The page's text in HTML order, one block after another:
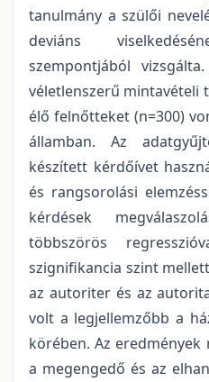
tanulmány a szülői
deviáns
szempontjából
véletlenszerű mintavételi
élő felnőtteket (n=300)
államban. Az
készített kérdőívet
és rangsorolási
kérdések
többszörös
szignifikancia szint
az autoriter és az
volt a legjellemzőbb a
körében. Az
a megengedő és az